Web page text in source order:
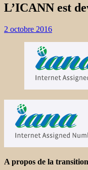
L’ICANN est
2 octobre 2016
A propos de la